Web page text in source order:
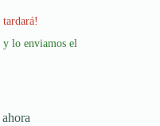
y lo enviamos el